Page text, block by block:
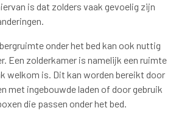
is dat zolders vaak gevoelig zijn
onder het bed kan ook nuttig
Een zolderkamer is namelijk een ruimte
welkom is. Dit kan worden bereikt door
met ingebouwde laden of door gebruik
die passen onder het bed.